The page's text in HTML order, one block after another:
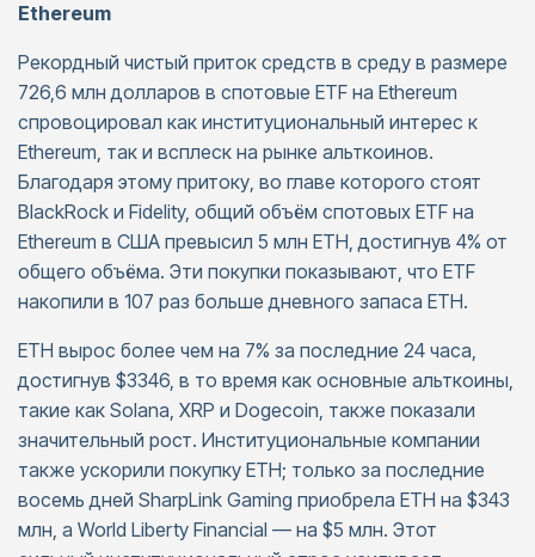
Ethereum
Рекордный чистый приток средств в среду в размере
726,6 млн долларов в спотовые ETF на Ethereum
спровоцировал как институциональный интерес к
Ethereum, так и всплеск на рынке альткоинов.
Благодаря этому притоку, во главе которого стоят
BlackRock и Fidelity, общий объём спотовых ETF на
Ethereum в США превысил 5 млн ETH, достигнув 4% от
общего объёма. Эти покупки показывают, что ETF
накопили в 107 раз больше дневного запаса ETH.
ETH вырос более чем на 7% за последние 24 часа,
достигнув $3346, в то время как основные альткоины,
такие как Solana, XRP и Dogecoin, также показали
значительный рост. Институциональные компании
также ускорили покупку ETH; только за последние
восемь дней SharpLink Gaming приобрела ETH на $343
млн, а World Liberty Financial — на $5 млн. Этот